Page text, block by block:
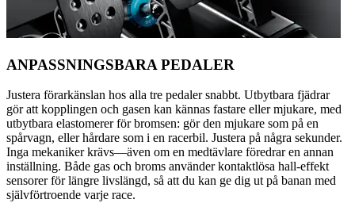
ANPASSNINGSBARA PEDALER
Justera förarkänslan hos alla tre pedaler snabbt. Utbytbara fjädrar
gör att kopplingen och gasen kan kännas fastare eller mjukare, med
utbytbara elastomerer för bromsen: gör den mjukare som på en
spårvagn, eller hårdare som i en racerbil. Justera på några sekunder.
Inga mekaniker krävs—även om en medtävlare föredrar en annan
inställning. Både gas och broms använder kontaktlösa hall-effekt
sensorer för längre livslängd, så att du kan ge dig ut på banan med
självförtroende varje race.